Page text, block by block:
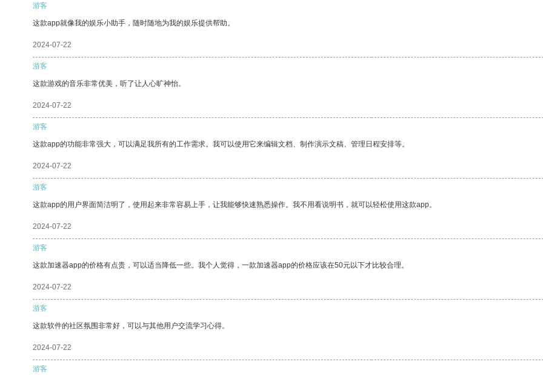
游客
这款app就像我的娱乐小助手，随时随地为我的娱乐提供帮助。
2024-07-22
游客
这款游戏的音乐非常优美，听了让人心旷神怡。
2024-07-22
游客
这款app的功能非常强大，可以满足我所有的工作需求。我可以使用它来编辑文档、制作演示文稿、管理日程安排等。
2024-07-22
游客
这款app的用户界面简洁明了，使用起来非常容易上手，让我能够快速熟悉操作。我不用看说明书，就可以轻松使用这款app。
2024-07-22
游客
这款加速器app的价格有点贵，可以适当降低一些。我个人觉得，一款加速器app的价格应该在50元以下才比较合理。
2024-07-22
游客
这款软件的社区氛围非常好，可以与其他用户交流学习心得。
2024-07-22
游客